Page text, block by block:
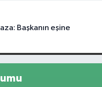
Başkanın eşine